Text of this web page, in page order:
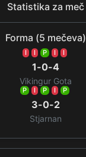
Statistika za meč
Forma (5 mečeva)
I I P I I
1-0-4
Vikingur Gota
P I P I P
3-0-2
Stjarnan